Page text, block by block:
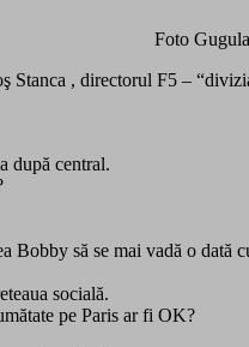
Foto
Stanca , directorul F5 –
după central.
Bobby să se mai vadă o dată
socială.
pe Paris ar fi OK?